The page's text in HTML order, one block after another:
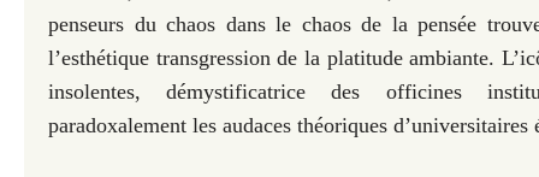
penseurs du chaos dans le chaos de la pensée
l’esthétique transgression de la platitude ambiante.
insolentes, démystificatrice des officines
paradoxalement les audaces théoriques d’universitaires